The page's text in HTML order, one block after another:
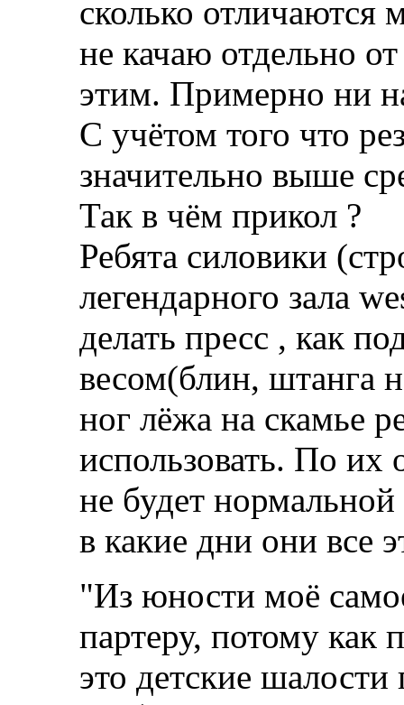
сколько отличаются
не качаю отдельно
этим. Примерно ни
С учётом того что
значительно выше
Так в чём прикол ?
Ребята силовики
легендарного зала
делать пресс , как
весом(блин, штанга
ног лёжа на скамье
использовать. По их
не будет
в какие дни они все
"Из юности моё
партеру, потому как
это детские